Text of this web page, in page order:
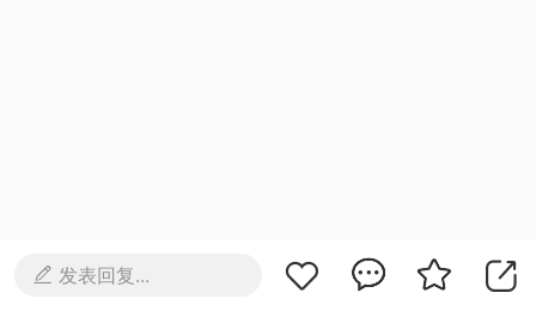
发表回复...